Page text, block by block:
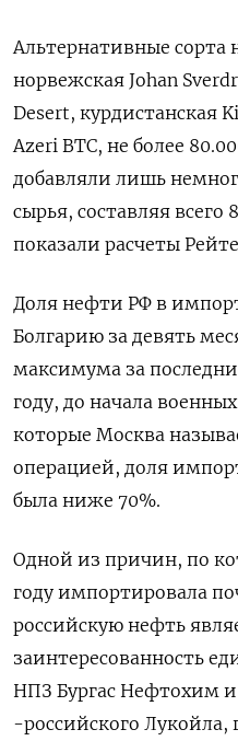
Альтернативные сорта
норвежская Johan
Desert, курдистанская
Azeri BTC, не более
добавляли лишь
сырья, составляя всего
показали расчеты
Доля нефти РФ в
Болгарию за девять
максимума за
году, до начала
которые Москва
операцией, доля
была ниже 70%.
Одной из причин, по
году импортировала
российскую нефть
заинтересованность
НПЗ Бургас Нефтохим и
-российского Лукойла,